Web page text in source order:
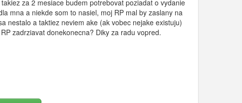
za 2 mesiace budem potrebovat poziadat o vydanie
mna a niekde som to nasiel, moj RP mal by zaslany na
nestalo a taktiez neviem ake (ak vobec nejake existuju)
zadrziavat donekonecna? Diky za radu vopred.